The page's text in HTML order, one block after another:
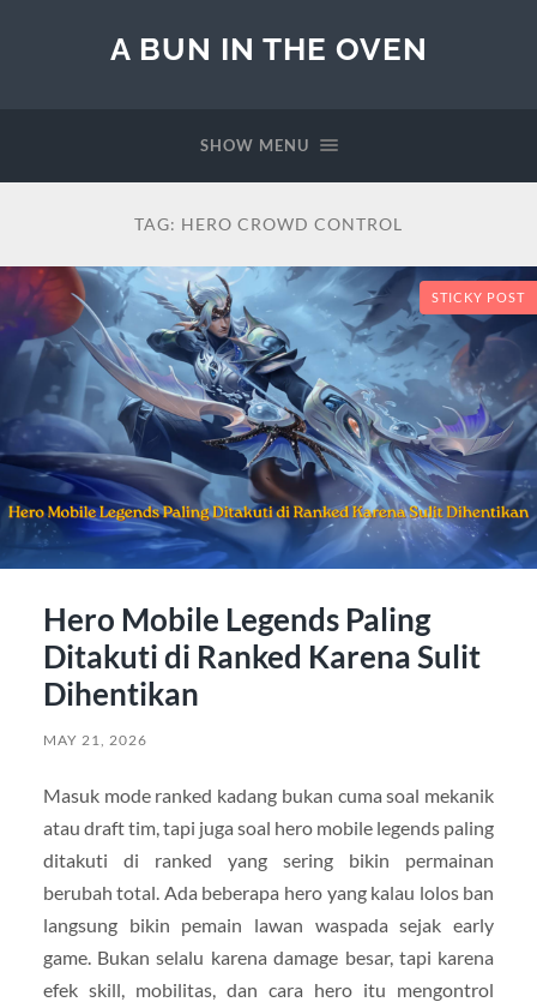
A BUN IN THE OVEN
SHOW MENU
TAG: HERO CROWD CONTROL
STICKY POST
Hero Mobile Legends Paling
Ditakuti di Ranked Karena Sulit
Dihentikan
MAY 21, 2026
Masuk mode ranked kadang bukan cuma soal mekanik
atau draft tim, tapi juga soal hero mobile legends paling
ditakuti di ranked yang sering bikin permainan
berubah total. Ada beberapa hero yang kalau lolos ban
langsung bikin pemain lawan waspada sejak early
game. Bukan selalu karena damage besar, tapi karena
efek skill, mobilitas, dan cara hero itu mengontrol